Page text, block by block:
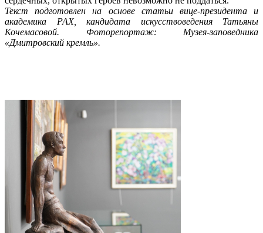
Текст подготовлен на основе статьи вице-президента и
академика РАХ, кандидата искусствоведения Татьяны
Кочемасовой. Фоторепортаж: Музея-заповедника
«Дмитровский кремль».